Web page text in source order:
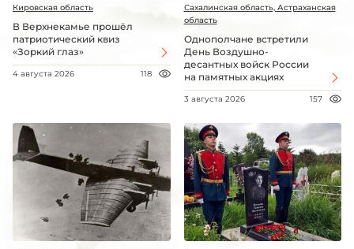
Кировская область
В Верхнекамье прошёл
патриотический квиз
«Зоркий глаз»
4 августа 2026 118
Сахалинская область, Астраханская
область
Однополчане встретили
День Воздушно-
десантных войск России
на памятных акциях
3 августа 2026 157